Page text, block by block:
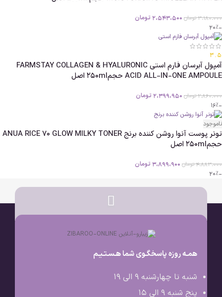
3،180،000تومان 2،543،500 تومان
-20%
3.5
آمپول آبرسان فارم استی FARMSTAY COLLAGEN & HYALURONIC
ACID ALL-IN-ONE AMPOULE حجم250ml اصل
2،860،000تومان 2،399،950 تومان
-16%
ناموجود
تونر پوست آنوا روشن کننده برنج ANUA RICE 70 GLOW MILKY TONER
حجم250ml اصل
4،883،000تومان 3،899،900 تومان
-20%
همـه روزه پاسخگـوی شما هـسـتـیـم
شنبه تا چهارشنبه 9 الی ۱۹
پنج شنبه 9 الی ۱۵